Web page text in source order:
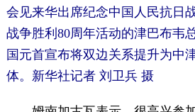
会见来华出席纪念中国人民抗日
战争胜利80周年活动的津巴布韦
国元首宣布将双边关系提升为中
体。新华社记者 刘卫兵 摄